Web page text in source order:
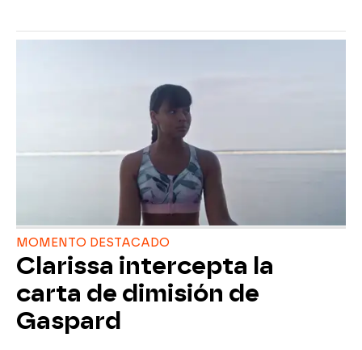
MOMENTO DESTACADO
Clarissa intercepta la
carta de dimisión de
Gaspard